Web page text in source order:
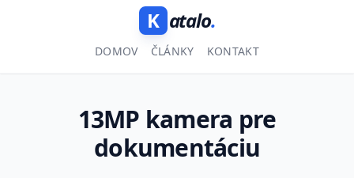
K atalo.
DOMOV ČLÁNKY KONTAKT
13MP kamera pre
dokumentáciu